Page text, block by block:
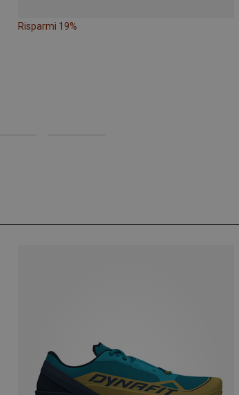
Risparmi 19%